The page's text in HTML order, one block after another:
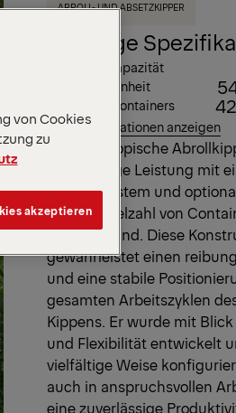
ABROLL- UND ABSETZKIPPER
Wichtige
Max. Ladekapazität
Länge der Einheit
Länge des Containers
Alle Spezifikationen anzeigen
Der teleskopische
zuverlässige Leistung mit
Schiebesystem und
für eine Vielzahl von
geeignet sind. Diese
gewährleistet einen
und eine stabile
gesamten Arbeitszyklen
Kippens. Er wurde mit
und Flexibilität entwickelt
vielfältige Weise
auch in anspruchsvollen
eine zuverlässige
von Cookies
zu
akzeptieren